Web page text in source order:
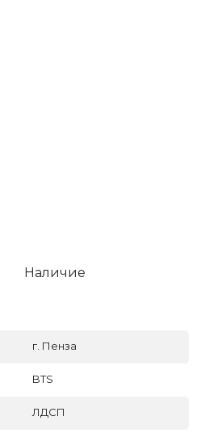
Наличие
г. Пенза
BTS
ЛДСП